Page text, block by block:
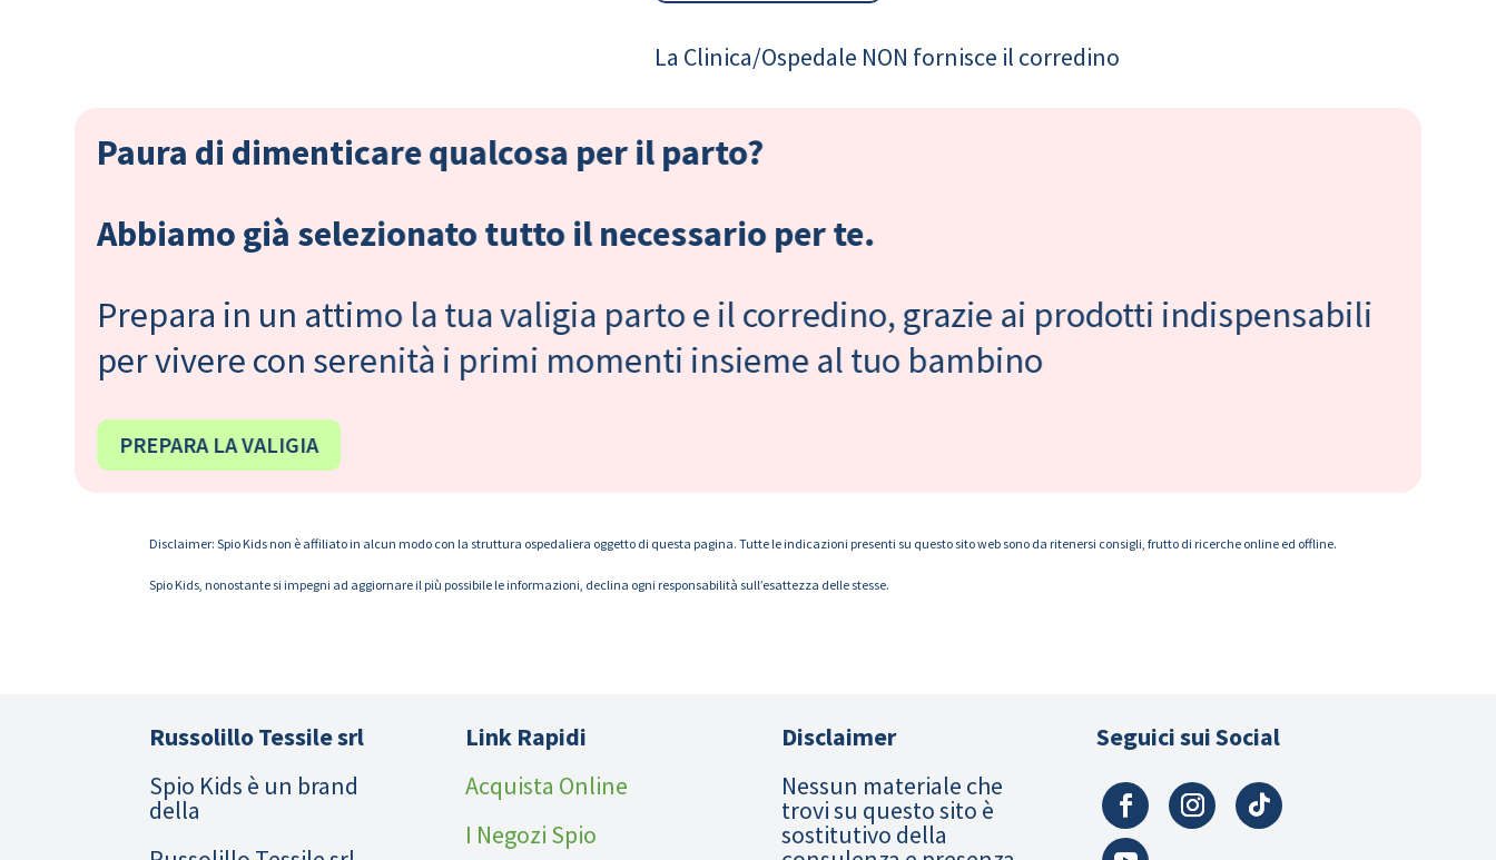
La Clinica/Ospedale NON fornisce il corredino
Paura di dimenticare qualcosa per il parto?
Abbiamo già selezionato tutto il necessario per te.
Prepara in un attimo la tua valigia parto e il corredino, grazie ai prodotti indispensabili
per vivere con serenità i primi momenti insieme al tuo bambino
PREPARA LA VALIGIA
Disclaimer: Spio Kids non è affiliato in alcun modo con la struttura ospedaliera oggetto di questa pagina. Tutte le indicazioni presenti su questo sito web sono da ritenersi consigli, frutto di ricerche online ed offline.
Spio Kids, nonostante si impegni ad aggiornare il più possibile le informazioni, declina ogni responsabilità sull’esattezza delle stesse.
Russolillo Tessile srl
Spio Kids è un brand
della
Link Rapidi
Acquista Online
I Negozi Spio
Disclaimer
Nessun materiale che
trovi su questo sito è
sostitutivo della
Seguici sui Social